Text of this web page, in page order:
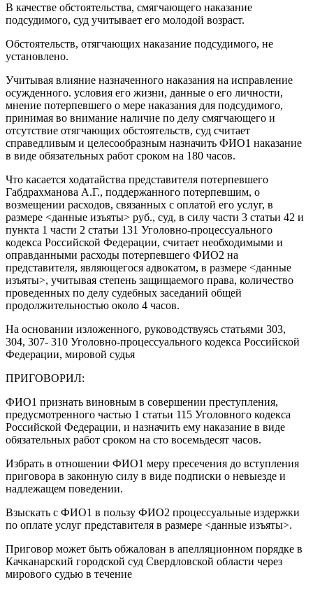
В качестве обстоятельства, смягчающего наказание
подсудимого, суд учитывает его молодой возраст.
Обстоятельств, отягчающих наказание подсудимого, не
установлено.
Учитывая влияние назначенного наказания на исправление
осужденного. условия его жизни, данные о его личности,
мнение потерпевшего о мере наказания для подсудимого,
принимая во внимание наличие по делу смягчающего и
отсутствие отягчающих обстоятельств, суд считает
справедливым и целесообразным назначить ФИО1 наказание
в виде обязательных работ сроком на 180 часов.
Что касается ходатайства представителя потерпевшего
Габдрахманова А.Г., поддержанного потерпевшим, о
возмещении расходов, связанных с оплатой его услуг, в
размере <данные изъяты> руб., суд, в силу части 3 статьи 42 и
пункта 1 части 2 статьи 131 Уголовно-процессуального
кодекса Российской Федерации, считает необходимыми и
оправданными расходы потерпевшего ФИО2 на
представителя, являющегося адвокатом, в размере <данные
изъяты>, учитывая степень защищаемого права, количество
проведенных по делу судебных заседаний общей
продолжительностью около 4 часов.
На основании изложенного, руководствуясь статьями 303,
304, 307- 310 Уголовно-процессуального кодекса Российской
Федерации, мировой судья
ПРИГОВОРИЛ:
ФИО1 признать виновным в совершении преступления,
предусмотренного частью 1 статьи 115 Уголовного кодекса
Российской Федерации, и назначить ему наказание в виде
обязательных работ сроком на сто восемьдесят часов.
Избрать в отношении ФИО1 меру пресечения до вступления
приговора в законную силу в виде подписки о невыезде и
надлежащем поведении.
Взыскать с ФИО1 в пользу ФИО2 процессуальные издержки
по оплате услуг представителя в размере <данные изъяты>.
Приговор может быть обжалован в апелляционном порядке в
Качканарский городской суд Свердловской области через
мирового судью в течение